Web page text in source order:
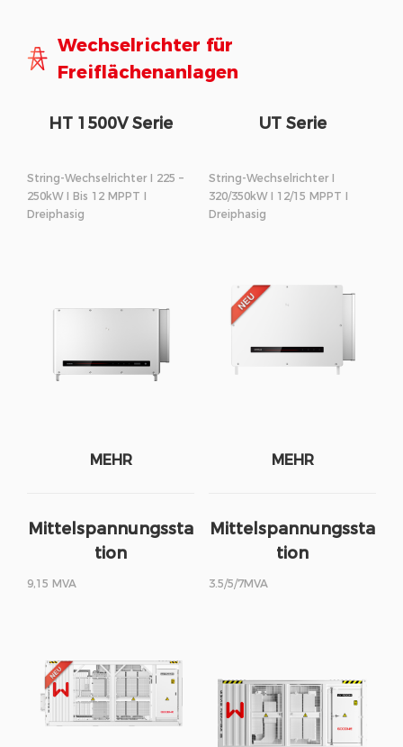
Wechselrichter für
Freiflächenanlagen
HT 1500V Serie
String-Wechselrichter I 225 –
250kW I Bis 12 MPPT I
Dreiphasig
MEHR
UT Serie
String-Wechselrichter I
320/350kW I 12/15 MPPT I
Dreiphasig
MEHR
Mittelspannungssta
tion
9,15 MVA
Mittelspannungssta
tion
3.5/5/7MVA